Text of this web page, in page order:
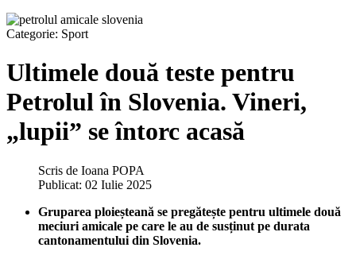
Categorie: Sport
Ultimele două teste pentru
Petrolul în Slovenia. Vineri,
„lupii” se întorc acasă
Scris de Ioana POPA
Publicat: 02 Iulie 2025
Gruparea ploieșteană se pregătește pentru ultimele două
meciuri amicale pe care le au de susținut pe durata
cantonamentului din Slovenia.